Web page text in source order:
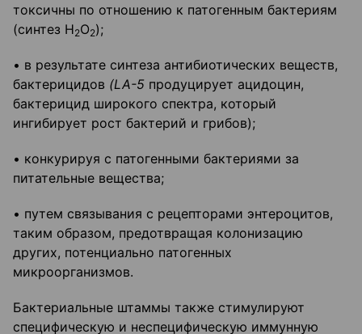
токсичны по отношению к патогенным бактериям
(синтез Н2О2);
• в результате синтеза антибиотических веществ,
бактерицидов (LA-5 продуцирует ацидоцин,
бактерицид широкого спектра, который
ингибирует рост бактерий и грибов);
• конкурируя с патогенными бактериями за
питательные вещества;
• путем связывания с рецепторами энтероцитов,
таким образом, предотвращая колонизацию
других, потенциально патогенных
микроорганизмов.
Бактериальные штаммы также стимулируют
специфическую и неспецифическую иммунную